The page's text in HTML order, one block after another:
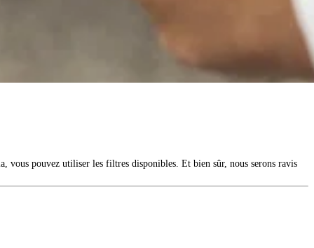
vous pouvez utiliser les filtres disponibles. Et bien sûr, nous serons ravis